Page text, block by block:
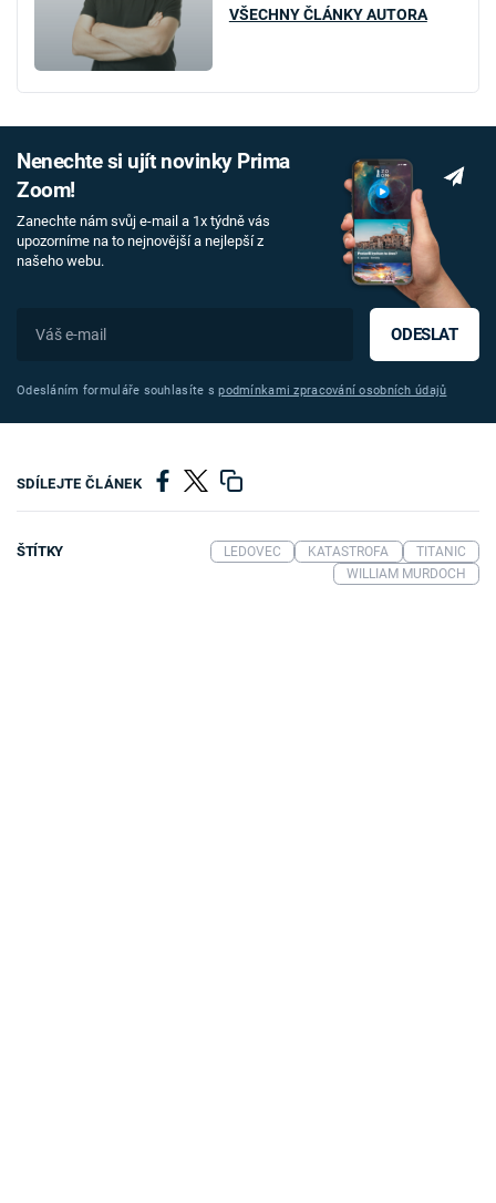
VŠECHNY ČLÁNKY AUTORA
Nenechte si ujít novinky Prima
Zoom!
Zanechte nám svůj e-mail a 1x týdně vás
upozorníme na to nejnovější a nejlepší z
našeho webu.
ODESLAT
Odesláním formuláře souhlasíte spodmínkami zpracování osobních údajů
SDÍLEJTE ČLÁNEK
ŠTÍTKY LEDOVEC KATASTROFA
TITANIC
WILLIAM MURDOCH